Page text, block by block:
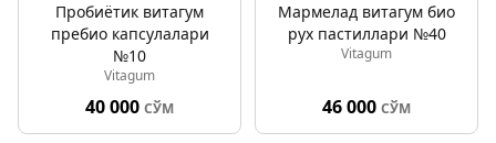
Пробиётик витагум
пребио капсулалари
№10
Vitagum
40 000 СЎМ
Мармелад витагум био
рух пастиллари №40
Vitagum
46 000 СЎМ